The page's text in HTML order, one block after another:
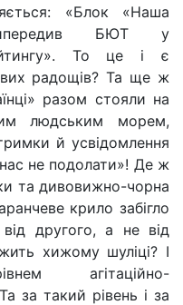
«Блок «Наша
БЮТ у
То це і є
радощів? Та ще ж
разом стояли на
людським морем,
й усвідомлення
не подолати»! Де ж
та дивовижно-чорна
крило забігло
другого, а не від
хижому шуліці? І
агітаційно-
за такий рівень і за